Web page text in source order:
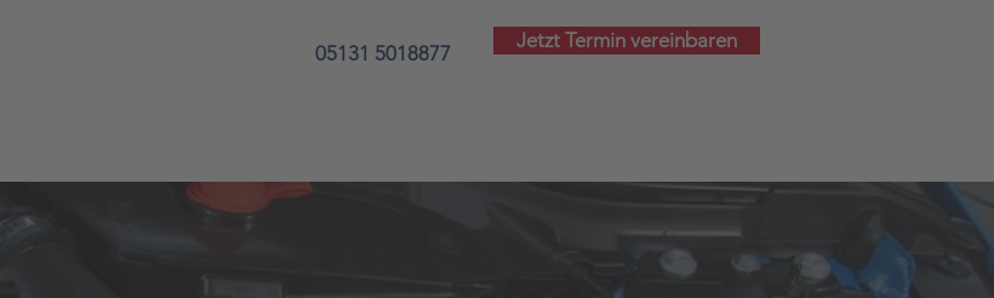
05131 5018877
Jetzt Termin vereinbaren